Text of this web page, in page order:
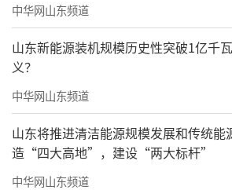
中华网山东频道
山东新能源装机规模历史性突破1亿千
义？
中华网山东频道
山东将推进清洁能源规模发展和传统能
造“四大高地”，建设“两大标杆”
中华网山东频道